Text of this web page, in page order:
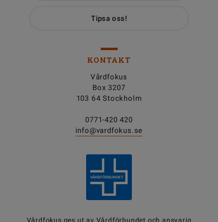
Tipsa oss!
KONTAKT
Vårdfokus
Box 3207
103 64 Stockholm
0771-420 420
info@vardfokus.se
Vårdfokus ges ut av Vårdförbundet och ansvarig